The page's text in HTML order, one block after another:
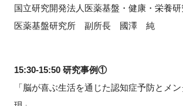
国立研究開発法人医薬基盤・健康・栄養
医薬基盤研究所 副所長 國澤 純
15:30-15:50 研究事例①
「脳が喜ぶ生活を通じた認知症予防とメ